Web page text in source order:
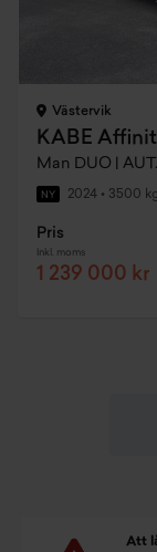
Västervik
KABE
NY 2024 • 3500
Pris
Inkl. moms
1 239 000 kr
Att